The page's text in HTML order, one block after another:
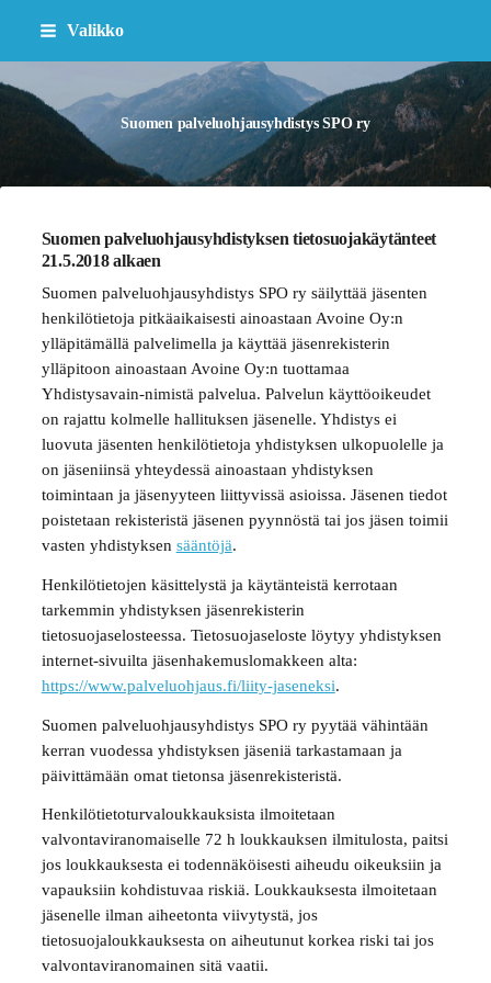
Siirry
Valikko
Suomen palveluohjausyhdistys SPO ry
Suomen palveluohjausyhdistyksen tietosuojakäytänteet
21.5.2018 alkaen
Suomen palveluohjausyhdistys SPO ry säilyttää jäsenten
henkilötietoja pitkäaikaisesti ainoastaan Avoine Oy:n
ylläpitämällä palvelimella ja käyttää jäsenrekisterin
ylläpitoon ainoastaan Avoine Oy:n tuottamaa
Yhdistysavain-nimistä palvelua. Palvelun käyttöoikeudet
on rajattu kolmelle hallituksen jäsenelle. Yhdistys ei
luovuta jäsenten henkilötietoja yhdistyksen ulkopuolelle ja
on jäseniinsä yhteydessä ainoastaan yhdistyksen
toimintaan ja jäsenyyteen liittyvissä asioissa. Jäsenen tiedot
poistetaan rekisteristä jäsenen pyynnöstä tai jos jäsen toimii
vasten yhdistyksen sääntöjä.
Henkilötietojen käsittelystä ja käytänteistä kerrotaan
tarkemmin yhdistyksen jäsenrekisterin
tietosuojaselosteessa. Tietosuojaseloste löytyy yhdistyksen
internet-sivuilta jäsenhakemuslomakkeen alta:
https://www.palveluohjaus.fi/liity-jaseneksi.
Suomen palveluohjausyhdistys SPO ry pyytää vähintään
kerran vuodessa yhdistyksen jäseniä tarkastamaan ja
päivittämään omat tietonsa jäsenrekisteristä.
Henkilötietoturvaloukkauksista ilmoitetaan
valvontaviranomaiselle 72 h loukkauksen ilmitulosta, paitsi
jos loukkauksesta ei todennäköisesti aiheudu oikeuksiin ja
vapauksiin kohdistuvaa riskiä. Loukkauksesta ilmoitetaan
jäsenelle ilman aiheetonta viivytystä, jos
tietosuojaloukkauksesta on aiheutunut korkea riski tai jos
valvontaviranomainen sitä vaatii.